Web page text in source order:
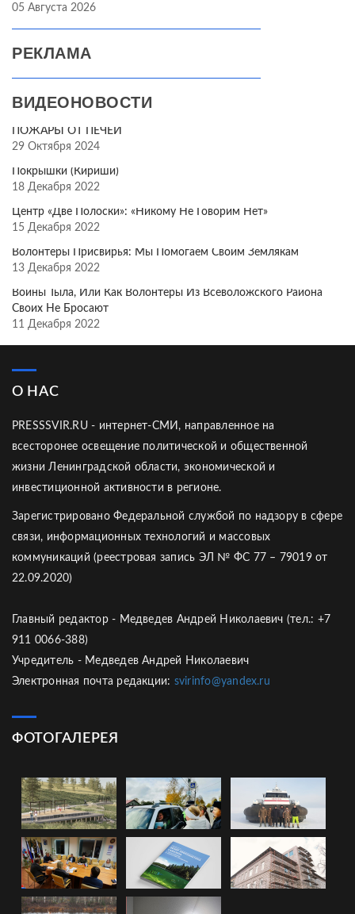
05 Августа 2026
РЕКЛАМА
ВИДЕОНОВОСТИ
ПОЖАРЫ ОТ ПЕЧЕЙ
29 Октября 2024
Покрышки (Кириши)
18 Декабря 2022
Центр «Две Полоски»: «Никому Не Говорим Нет»
15 Декабря 2022
Волонтёры Присвирья: Мы Помогаем Своим Землякам
13 Декабря 2022
Воины Тыла, Или Как Волонтёры Из Всеволожского Района
Своих Не Бросают
11 Декабря 2022
О НАС
PRESSSVIR.RU - интернет-СМИ, направленное на
всесторонее освещение политической и общественной
жизни Ленинградской области, экономической и
инвестиционной активности в регионе.
Зарегистрировано Федеральной службой по надзору в сфере
связи, информационных технологий и массовых
коммуникаций (реестровая запись ЭЛ № ФС 77 – 79019 от
22.09.2020)
Главный редактор - Медведев Андрей Николаевич (тел.: +7
911 0066-388)
Учредитель - Медведев Андрей Николаевич
Электронная почта редакции: svirinfo@yandex.ru
ФОТОГАЛЕРЕЯ